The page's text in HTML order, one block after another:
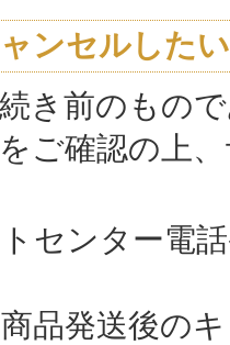
ンセルしたい
き前のもの
ご確認の上
センター電
品発送後の